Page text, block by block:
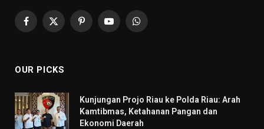
Facebook
X
PinterestYouTubeWhatsApp
OUR PICKS
Kunjungan Projo Riau ke Polda Riau: Arah
Kamtibmas, Ketahanan Pangan dan
Ekonomi Daerah